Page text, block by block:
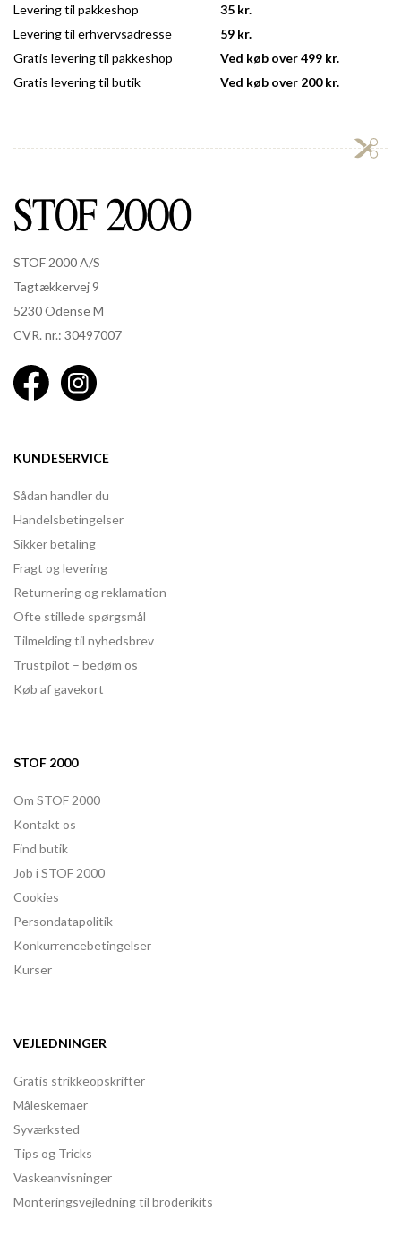
Levering til pakkeshop
Levering til erhvervsadresse
Gratis levering til pakkeshop
Gratis levering til butik
35 kr.
59 kr.
Ved køb over 499 kr.
Ved køb over 200 kr.
STOF 2000 A/S
Tagtækkervej 9
5230 Odense M
CVR. nr.: 30497007
KUNDESERVICE
Sådan handler du
Handelsbetingelser
Sikker betaling
Fragt og levering
Returnering og reklamation
Ofte stillede spørgsmål
Tilmelding til nyhedsbrev
Trustpilot – bedøm os
Køb af gavekort
STOF 2000
Om STOF 2000
Kontakt os
Find butik
Job i STOF 2000
Cookies
Persondatapolitik
Konkurrencebetingelser
Kurser
VEJLEDNINGER
Gratis strikkeopskrifter
Måleskemaer
Syværksted
Tips og Tricks
Vaskeanvisninger
Monteringsvejledning til broderikits